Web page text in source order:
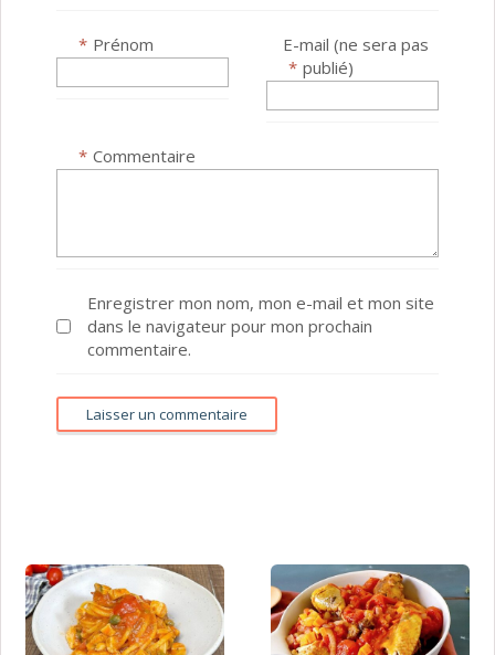
Commentaire
*
Prénom
*
E-mail (ne sera pas
publié)
*
Enregistrer mon nom, mon e-mail et mon site
dans le navigateur pour mon prochain
commentaire.